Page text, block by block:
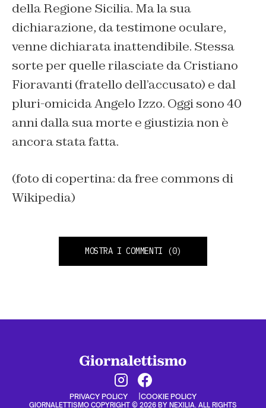
della Regione Sicilia. Ma la sua
dichiarazione, da testimone oculare,
venne dichiarata inattendibile. Stessa
sorte per quelle rilasciate da Cristiano
Fioravanti (fratello dell’accusato) e dal
pluri-omicida Angelo Izzo. Oggi sono 40
anni dalla sua morte e giustizia non è
ancora stata fatta.
(foto di copertina: da free commons di
Wikipedia)
MOSTRA I COMMENTI (0)
PRIVACY POLICY COOKIE POLICY
GIORNALETTISMO COPYRIGHT © 2026 BY NEXILIA. ALL RIGHTS